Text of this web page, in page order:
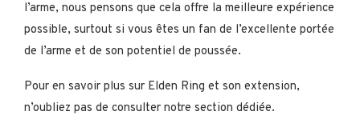
l’arme, nous pensons que cela offre la meilleure expérience
possible, surtout si vous êtes un fan de l’excellente portée
de l’arme et de son potentiel de poussée.
Pour en savoir plus sur Elden Ring et son extension,
n’oubliez pas de consulter notre section dédiée.